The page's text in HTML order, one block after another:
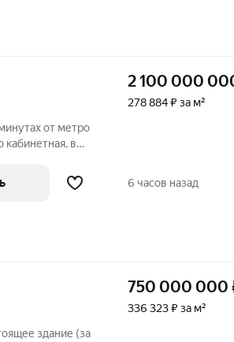
от метро
в
2 100 000
278 884 ₽ за м²
6 часов назад
здание (за
750 000 000
336 323 ₽ за м²